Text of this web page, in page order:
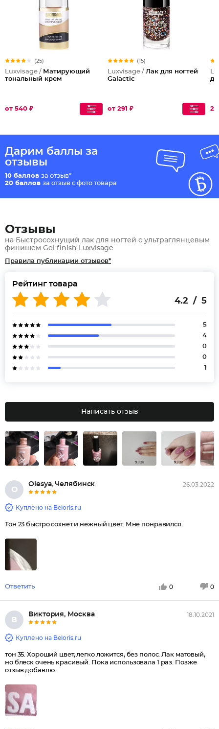
(25)
Luxvisage / Матирующий
тональный крем
от 540 ₽
(15)
Luxvisage / Лак для ногтей
Galactic
от 291 ₽
Дарим баллы за
отзывы
10 баллов за отзыв*
20 баллов за отзыв с фото товара
Отзывы
на Быстросохнущий лак для ногтей с ультраглянцевым
финишем Gel finish Luxvisage
Правила публикации отзывов*
Рейтинг товара
4.2 / 5
5
4
0
0
1
Написать отзыв
О
Оlеsуа, Челябинск 26.03.2022
Куплено на Beloris.ru
Тон 23 быстро сохнет и нежный цвет. Мне понравился.
Ответить 0 0
В
Виктория, Москва 18.10.2021
Куплено на Beloris.ru
тон 35. Хороший цвет, легко ложится, без полос. Лак матовый,
но блеск очень красивый. Пока использовала 1 раз. Позже
отзыв добавлю.